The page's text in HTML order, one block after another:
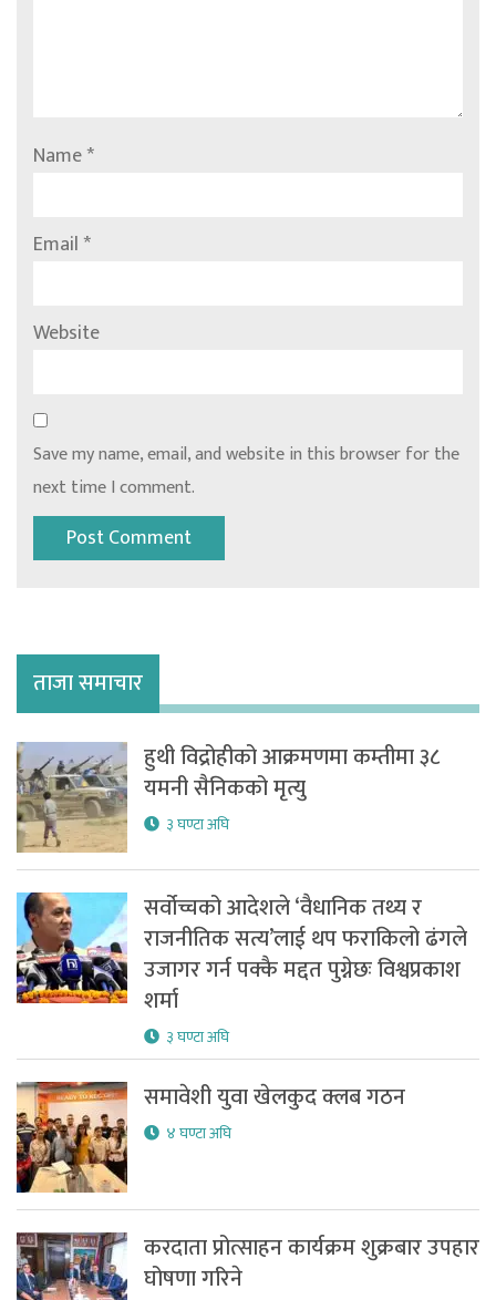
Name*
Email*
Website
Save my name, email, and website in this browser for the
next time I comment.
ताजा समाचार
हुथी विद्रोहीको आक्रमणमा कम्तीमा ३८
यमनी सैनिकको मृत्यु
३ घण्टा अघि
सर्वोच्चको आदेशले ‘वैधानिक तथ्य र
राजनीतिक सत्य’लाई थप फराकिलो ढंगले
उजागर गर्न पक्कै मद्दत पुग्नेछः विश्वप्रकाश
शर्मा
३ घण्टा अघि
समावेशी युवा खेलकुद क्लब गठन
४ घण्टा अघि
करदाता प्रोत्साहन कार्यक्रम शुक्रबार उपहार
घोषणा गरिने